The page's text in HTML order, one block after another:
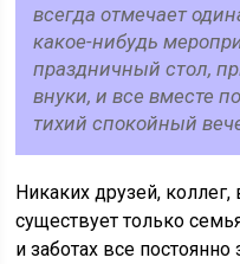
всегда отмечает
какое-нибудь
праздничный стол,
внуки, и все вместе
тихий спокойный
Никаких друзей, коллег,
существует только
и заботах все